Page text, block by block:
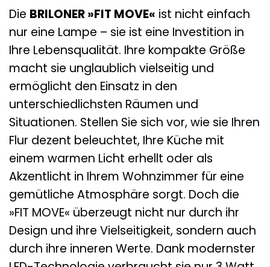
Die BRILONER »FIT MOVE« ist nicht einfach
nur eine Lampe – sie ist eine Investition in
Ihre Lebensqualität. Ihre kompakte Größe
macht sie unglaublich vielseitig und
ermöglicht den Einsatz in den
unterschiedlichsten Räumen und
Situationen. Stellen Sie sich vor, wie sie Ihren
Flur dezent beleuchtet, Ihre Küche mit
einem warmen Licht erhellt oder als
Akzentlicht in Ihrem Wohnzimmer für eine
gemütliche Atmosphäre sorgt. Doch die
»FIT MOVE« überzeugt nicht nur durch ihr
Design und ihre Vielseitigkeit, sondern auch
durch ihre inneren Werte. Dank modernster